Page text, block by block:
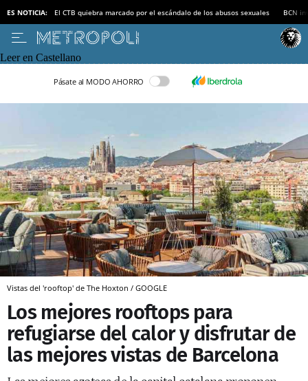
ES NOTICIA: El CTB quiebra marcado por el escándalo de los abusos sexuales BCN
Leer en Castellano
Pásate al MODO AHORRO
Vistas del 'rooftop' de The Hoxton / GOOGLE
Los mejores rooftops para
refugiarse del calor y disfrutar de
las mejores vistas de Barcelona